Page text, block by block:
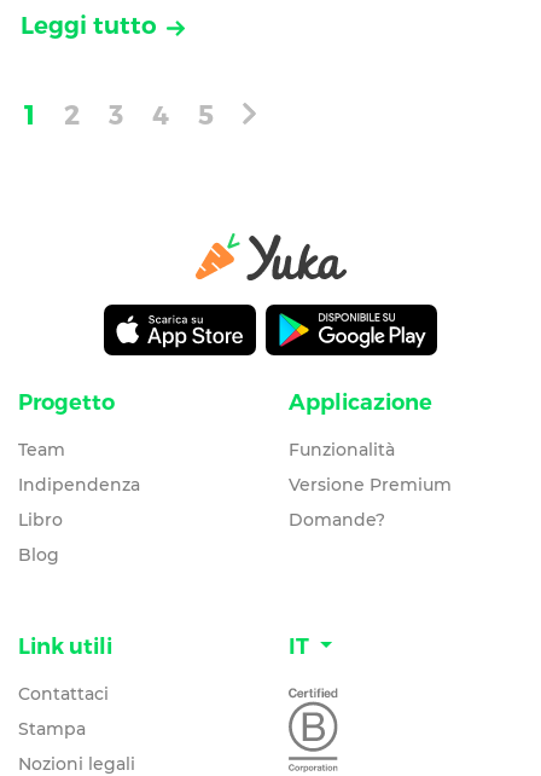
Leggi tutto
1 2 3 4 5
Progetto
Team
Indipendenza
Libro
Blog
Applicazione
Funzionalità
Versione Premium
Domande?
Link utili
Contattaci
Stampa
Nozioni legali
IT